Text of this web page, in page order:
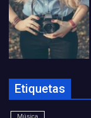
Etiquetas